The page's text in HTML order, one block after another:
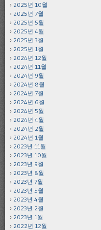
2025년 10월
2025년 7월
2025년 5월
2025년 4월
2025년 3월
2025년 1월
2024년 12월
2024년 11월
2024년 9월
2024년 8월
2024년 7월
2024년 6월
2024년 5월
2024년 4월
2024년 2월
2024년 1월
2023년 11월
2023년 10월
2023년 9월
2023년 8월
2023년 7월
2023년 5월
2023년 4월
2023년 2월
2023년 1월
2022년 12월